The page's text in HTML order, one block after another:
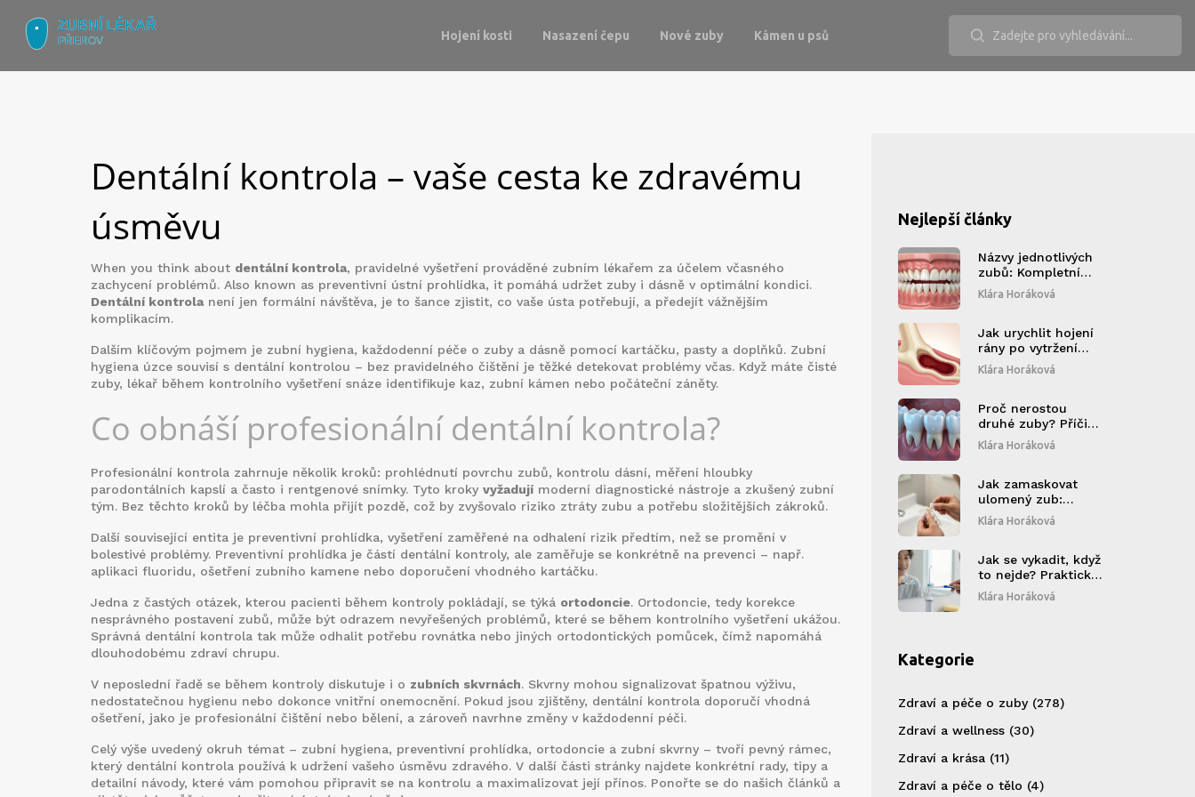
Hojení kosti Nasazení čepu Nové zuby Kámen u psů
Dentální kontrola – vaše cesta ke zdravému
úsměvu
When you think about dentální kontrola, pravidelné vyšetření prováděné zubním lékařem za účelem včasného
zachycení problémů. Also known as preventivní ústní prohlídka, it pomáhá udržet zuby i dásně v optimální kondici.
Dentální kontrola není jen formální návštěva, je to šance zjistit, co vaše ústa potřebují, a předejít vážnějším
komplikacím.
Dalším klíčovým pojmem je zubní hygiena, každodenní péče o zuby a dásně pomocí kartáčku, pasty a doplňků. Zubní
hygiena úzce souvisí s dentální kontrolou – bez pravidelného čištění je těžké detekovat problémy včas. Když máte čisté
zuby, lékař během kontrolního vyšetření snáze identifikuje kaz, zubní kámen nebo počáteční záněty.
Co obnáší profesionální dentální kontrola?
Profesionální kontrola zahrnuje několik kroků: prohlédnutí povrchu zubů, kontrolu dásní, měření hloubky
parodontálních kapslí a často i rentgenové snímky. Tyto kroky vyžadují moderní diagnostické nástroje a zkušený zubní
tým. Bez těchto kroků by léčba mohla přijít pozdě, což by zvyšovalo riziko ztráty zubu a potřebu složitějších zákroků.
Další související entita je preventivní prohlídka, vyšetření zaměřené na odhalení rizik předtím, než se promění v
bolestivé problémy. Preventivní prohlídka je částí dentální kontroly, ale zaměřuje se konkrétně na prevenci – např.
aplikaci fluoridu, ošetření zubního kamene nebo doporučení vhodného kartáčku.
Jedna z častých otázek, kterou pacienti během kontroly pokládají, se týká ortodoncie. Ortodoncie, tedy korekce
nesprávného postavení zubů, může být odrazem nevyřešených problémů, které se během kontrolního vyšetření ukážou.
Správná dentální kontrola tak může odhalit potřebu rovnátka nebo jiných ortodontických pomůcek, čímž napomáhá
dlouhodobému zdraví chrupu.
V neposlední řadě se během kontroly diskutuje i o zubních skvrnách. Skvrny mohou signalizovat špatnou výživu,
nedostatečnou hygienu nebo dokonce vnitřní onemocnění. Pokud jsou zjištěny, dentální kontrola doporučí vhodná
ošetření, jako je profesionální čištění nebo bělení, a zároveň navrhne změny v každodenní péči.
Celý výše uvedený okruh témat – zubní hygiena, preventivní prohlídka, ortodoncie a zubní skvrny – tvoří pevný rámec,
který dentální kontrola používá k udržení vašeho úsměvu zdravého. V další části stránky najdete konkrétní rady, tipy a
detailní návody, které vám pomohou připravit se na kontrolu a maximalizovat její přínos. Ponořte se do našich článků a
Nejlepší články
Názvy jednotlivých
zubů: Kompletní
přehled pro
studenty
Klára Horáková
Jak urychlit hojení
rány po vytržení
zubu: Komplexní
průvodce péčí a
Klára Horáková
Proč nerostou
druhé zuby? Příčiny,
řešení a kdy
navštívit
Klára Horáková
Jak zamaskovat
ulomený zub:
praktické rady a co
dělat hned po
Klára Horáková
Jak se vykadit, když
to nejde? Praktický
průvodce pro lidi s
rovnátky
Klára Horáková
Kategorie
Zdraví a péče o zuby (278)
Zdraví a wellness (30)
Zdraví a krása (11)
Zdraví a péče o tělo (4)